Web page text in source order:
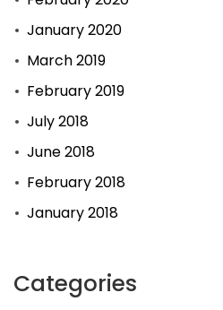
January 2020
March 2019
February 2019
July 2018
June 2018
February 2018
January 2018
Categories